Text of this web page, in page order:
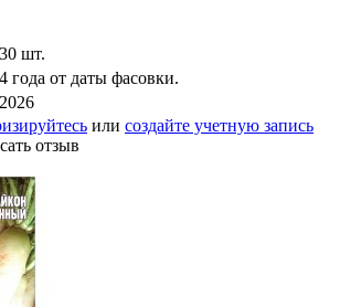
30 шт.
4 года от даты фасовки.
2026
или создайте учетную запись
отзыв